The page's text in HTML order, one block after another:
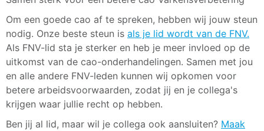
Om een goede cao af te spreken, hebben wij jouw steun
nodig. Onze beste steun is als je lid wordt van de FNV.
Als FNV-lid sta je sterker en heb je meer invloed op de
uitkomst van de cao-onderhandelingen. Samen met jou
en alle andere FNV-leden kunnen wij opkomen voor
betere arbeidsvoorwaarden, zodat jij en je collega's
krijgen waar jullie recht op hebben.
Ben jij al lid, maar wil je collega ook aansluiten? Maak